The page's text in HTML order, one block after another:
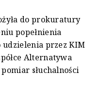
do prokuratury
popełnienia
udzielenia przez KIM
Alternatywa
słuchalności